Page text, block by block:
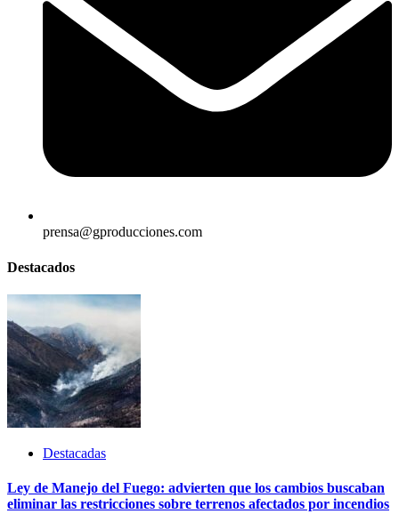
prensa@gproducciones.com
Destacados
Destacadas
Ley de Manejo del Fuego: advierten que los cambios buscaban
eliminar las restricciones sobre terrenos afectados por incendios